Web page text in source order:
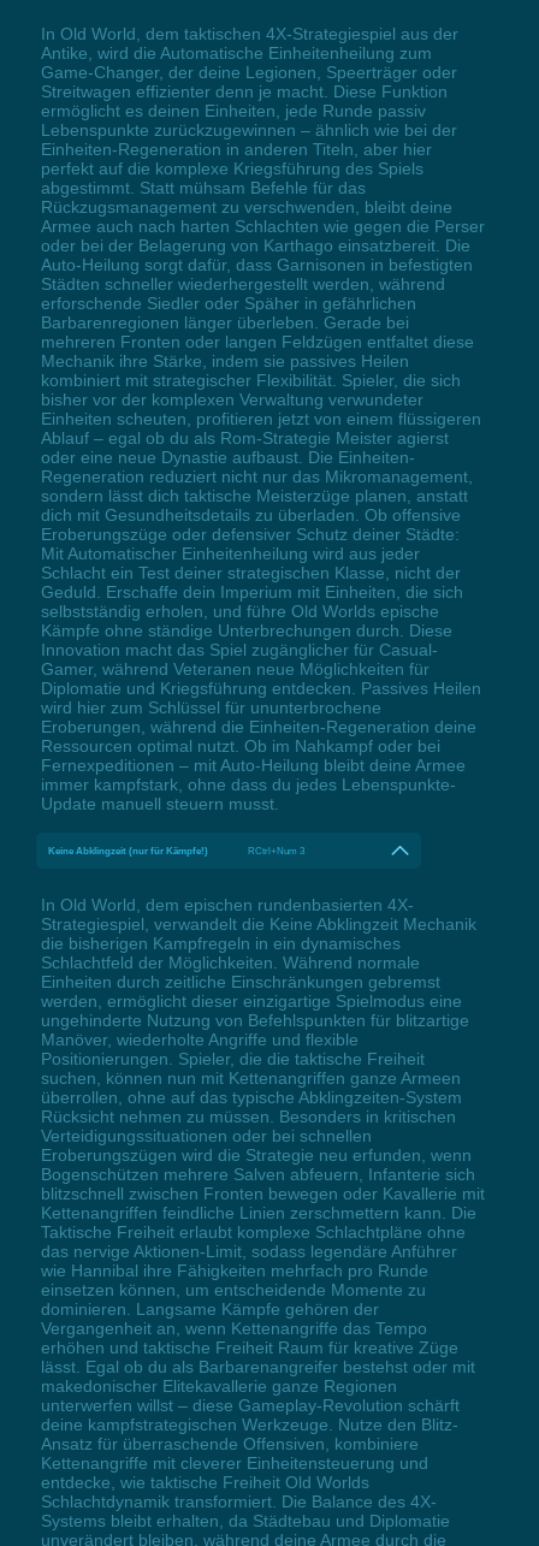
In Old World, dem taktischen 4X-Strategiespiel aus der
Antike, wird die Automatische Einheitenheilung zum
Game-Changer, der deine Legionen, Speerträger oder
Streitwagen effizienter denn je macht. Diese Funktion
ermöglicht es deinen Einheiten, jede Runde passiv
Lebenspunkte zurückzugewinnen – ähnlich wie bei der
Einheiten-Regeneration in anderen Titeln, aber hier
perfekt auf die komplexe Kriegsführung des Spiels
abgestimmt. Statt mühsam Befehle für das
Rückzugsmanagement zu verschwenden, bleibt deine
Armee auch nach harten Schlachten wie gegen die Perser
oder bei der Belagerung von Karthago einsatzbereit. Die
Auto-Heilung sorgt dafür, dass Garnisonen in befestigten
Städten schneller wiederhergestellt werden, während
erforschende Siedler oder Späher in gefährlichen
Barbarenregionen länger überleben. Gerade bei
mehreren Fronten oder langen Feldzügen entfaltet diese
Mechanik ihre Stärke, indem sie passives Heilen
kombiniert mit strategischer Flexibilität. Spieler, die sich
bisher vor der komplexen Verwaltung verwundeter
Einheiten scheuten, profitieren jetzt von einem flüssigeren
Ablauf – egal ob du als Rom-Strategie Meister agierst
oder eine neue Dynastie aufbaust. Die Einheiten-
Regeneration reduziert nicht nur das Mikromanagement,
sondern lässt dich taktische Meisterzüge planen, anstatt
dich mit Gesundheitsdetails zu überladen. Ob offensive
Eroberungszüge oder defensiver Schutz deiner Städte:
Mit Automatischer Einheitenheilung wird aus jeder
Schlacht ein Test deiner strategischen Klasse, nicht der
Geduld. Erschaffe dein Imperium mit Einheiten, die sich
selbstständig erholen, und führe Old Worlds epische
Kämpfe ohne ständige Unterbrechungen durch. Diese
Innovation macht das Spiel zugänglicher für Casual-
Gamer, während Veteranen neue Möglichkeiten für
Diplomatie und Kriegsführung entdecken. Passives Heilen
wird hier zum Schlüssel für ununterbrochene
Eroberungen, während die Einheiten-Regeneration deine
Ressourcen optimal nutzt. Ob im Nahkampf oder bei
Fernexpeditionen – mit Auto-Heilung bleibt deine Armee
immer kampfstark, ohne dass du jedes Lebenspunkte-
Update manuell steuern musst.
Keine Abklingzeit (nur für Kämpfe!) RCtrl+Num 3
In Old World, dem epischen rundenbasierten 4X-
Strategiespiel, verwandelt die Keine Abklingzeit Mechanik
die bisherigen Kampfregeln in ein dynamisches
Schlachtfeld der Möglichkeiten. Während normale
Einheiten durch zeitliche Einschränkungen gebremst
werden, ermöglicht dieser einzigartige Spielmodus eine
ungehinderte Nutzung von Befehlspunkten für blitzartige
Manöver, wiederholte Angriffe und flexible
Positionierungen. Spieler, die die taktische Freiheit
suchen, können nun mit Kettenangriffen ganze Armeen
überrollen, ohne auf das typische Abklingzeiten-System
Rücksicht nehmen zu müssen. Besonders in kritischen
Verteidigungssituationen oder bei schnellen
Eroberungszügen wird die Strategie neu erfunden, wenn
Bogenschützen mehrere Salven abfeuern, Infanterie sich
blitzschnell zwischen Fronten bewegen oder Kavallerie mit
Kettenangriffen feindliche Linien zerschmettern kann. Die
Taktische Freiheit erlaubt komplexe Schlachtpläne ohne
das nervige Aktionen-Limit, sodass legendäre Anführer
wie Hannibal ihre Fähigkeiten mehrfach pro Runde
einsetzen können, um entscheidende Momente zu
dominieren. Langsame Kämpfe gehören der
Vergangenheit an, wenn Kettenangriffe das Tempo
erhöhen und taktische Freiheit Raum für kreative Züge
lässt. Egal ob du als Barbarenangreifer bestehst oder mit
makedonischer Elitekavallerie ganze Regionen
unterwerfen willst – diese Gameplay-Revolution schärft
deine kampfstrategischen Werkzeuge. Nutze den Blitz-
Ansatz für überraschende Offensiven, kombiniere
Kettenangriffe mit cleverer Einheitensteuerung und
entdecke, wie taktische Freiheit Old Worlds
Schlachtdynamik transformiert. Die Balance des 4X-
Systems bleibt erhalten, da Städtebau und Diplomatie
unverändert bleiben, während deine Armee durch die